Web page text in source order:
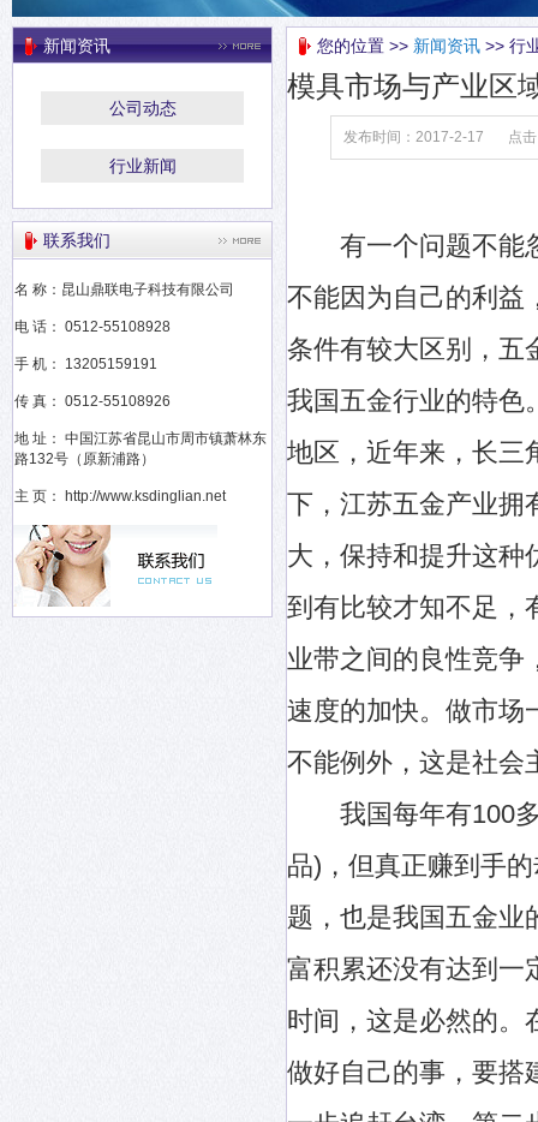
新闻资讯
公司动态
行业新闻
您的位置 >> 新闻资讯 >> 行
模具市场与产业区
发布时间：2017-2-17 点
有一个问题不能忽
不能因为自己的利益
条件有较大区别，五
我国五金行业的特色
地区，近年来，长三
下，江苏五金产业拥
大，保持和提升这种
到有比较才知不足，
业带之间的良性竞争
速度的加快。做市场
不能例外，这是社会
我国每年有100多
品)，但真正赚到手
题，也是我国五金业
富积累还没有达到一
时间，这是必然的。
做好自己的事，要搭
联系我们
名 称：昆山鼎联电子科技有限公司
电 话： 0512-55108928
手 机： 13205159191
传 真： 0512-55108926
地 址： 中国江苏省昆山市周市镇萧林东
路132号（原新浦路）
主 页： http://www.ksdinglian.net